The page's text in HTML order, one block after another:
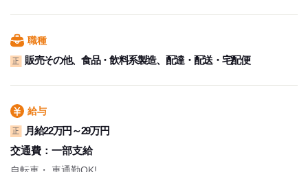
職種
正 販売その他、食品・飲料系製造、配達・配送・宅配便
給与
正
月給22万円～29万円
交通費： 一部支給